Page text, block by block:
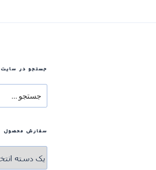
جستجو در سایت
برای
سفارش محصول